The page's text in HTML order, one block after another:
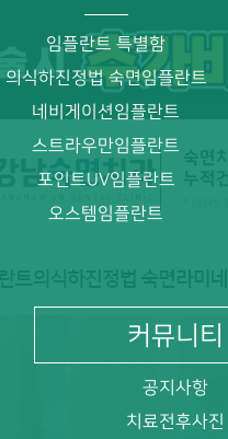
임플란트 특별함
의식하진정법 숙면임플란트
네비게이션임플란트
스트라우만임플란트
포인트UV임플란트
오스템임플란트
커뮤니티
공지사항
치료전후사진